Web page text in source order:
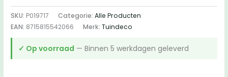
Groen
1
aantal
SKU: P019717 Categorie:Alle Producten
EAN: 8715815542066 Merk:Tuindeco
✓ Op voorraad — Binnen 5 werkdagen geleverd